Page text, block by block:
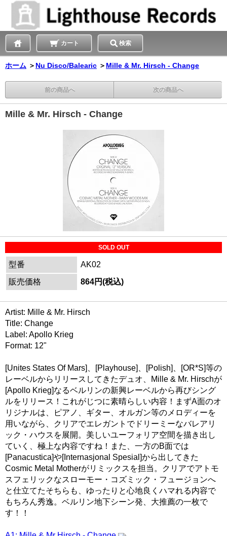
カート 検索
ホーム ＞ Nu Disco/Balearic ＞ Mille & Mr. Hirsch - Change
前の商品へ 次の商品へ
Mille & Mr. Hirsch - Change
SOLD OUT
型番
AK02
販売価格
864円(税込)
Artist: Mille & Mr. Hirsch
Title: Change
Label: Apollo Krieg
Format: 12"
[Unites States Of Mars]、[Playhouse]、[Polish]、[OR*S]等の
レーベルからリリースしてきたデュオ、Mille & Mr. Hirschが
[Apollo Krieg]なるベルリンの新興レーベルから再びシング
ルをリリース！これがじつに素晴らしい内容！まずA面のオ
リジナルは、ピアノ、ギター、オルガン等のメロディーを
用いながら、クリアでエレガントでドリーミーなバレアリ
ック・ハウスを展開。美しいユーフォリア空間を描き出し
ていく、極上な内容ですね！また、一方のB面では
[Panacustica]や[Internasjonal Spesial]から出してきた
Cosmic Metal Motherがリミックスを担当。クリアでアトモ
スフェリックなスローモー・コズミック・フュージョンへ
と仕立てたそちらも、ゆったりと心地良くハマれる内容で
もちろん秀逸。ベルリン地下シーン発、大推薦の一枚で
す！！